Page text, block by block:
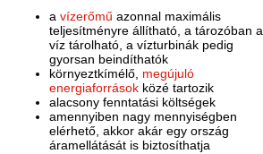
avízerőmű azonnal maximális
teljesítményre állítható, a tározóban a
víz tárolható, a vízturbinák pedig
gyorsan beindíthatók
környeztkímélő, megújuló
energiaforrások közé tartozik
alacsony fenntatási költségek
amennyiben nagy mennyiségben
elérhető, akkor akár egy ország
áramellátását is biztosíthatja